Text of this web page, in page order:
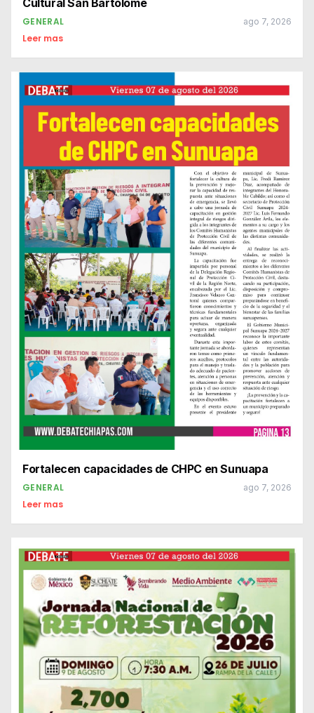
Cultural San Bartolomé
GENERAL ago 7, 2026
Leer mas
Fortalecen capacidades de CHPC en Sunuapa
GENERAL ago 7, 2026
Leer mas